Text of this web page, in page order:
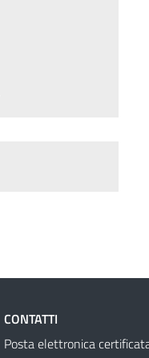
CONTATTI
Posta elettronica